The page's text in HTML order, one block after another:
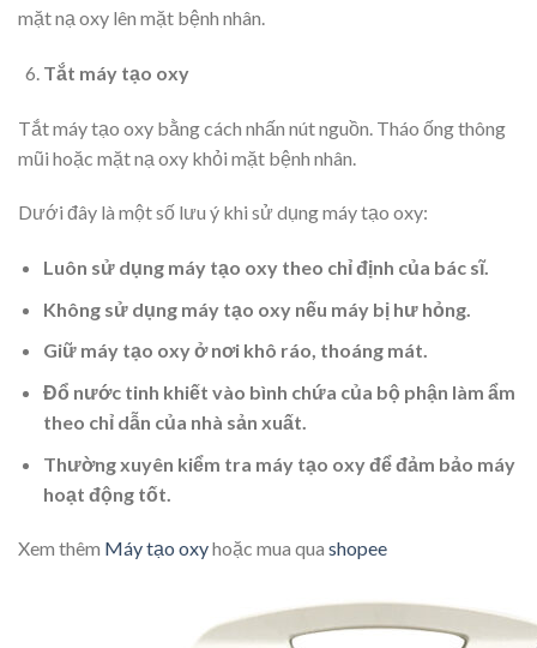
mặt nạ oxy lên mặt bệnh nhân.
Tắt máy tạo oxy
Tắt máy tạo oxy bằng cách nhấn nút nguồn. Tháo ống thông
mũi hoặc mặt nạ oxy khỏi mặt bệnh nhân.
Dưới đây là một số lưu ý khi sử dụng máy tạo oxy:
Luôn sử dụng máy tạo oxy theo chỉ định của bác sĩ.
Không sử dụng máy tạo oxy nếu máy bị hư hỏng.
Giữ máy tạo oxy ở nơi khô ráo, thoáng mát.
Đổ nước tinh khiết vào bình chứa của bộ phận làm ẩm
theo chỉ dẫn của nhà sản xuất.
Thường xuyên kiểm tra máy tạo oxy để đảm bảo máy
hoạt động tốt.
Xem thêm Máy tạo oxyhoặc mua qua shopee